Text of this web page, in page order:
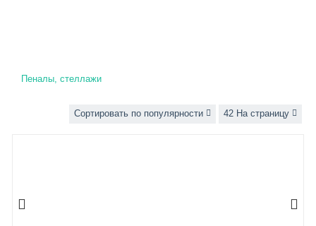
Пеналы, стеллажи
Сортировать по популярности 42 На страницу